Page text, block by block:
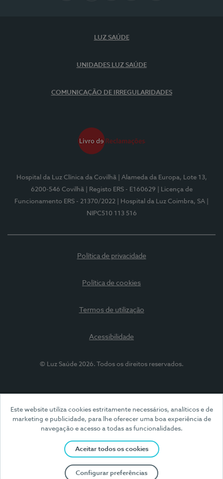
Este website utiliza cookies estritamente necessários, analíticos e de
marketing e publicidade, para lhe oferecer uma boa experiência de
navegação e acesso a todas as funcionalidades.
Aceitar todos os cookies
Configurar preferências
LUZ SAÚDE
UNIDADES LUZ SAÚDE
COMUNICAÇÃO DE IRREGULARIDADES
Hospital da Luz Clínica da Covilhã
| Alameda da Europa, Lote 13,
6200-546 Covilhã
| Registo ERS - E160629
| Licença de
Funcionamento ERS - 21370/2022
| Hospital da Luz Coimbra, SA
NIPC510 113 516
Política de privacidade
Política de cookies
Termos de utilização
Acessibilidade
© Luz Saúde 2026. Todos os direitos reservados.